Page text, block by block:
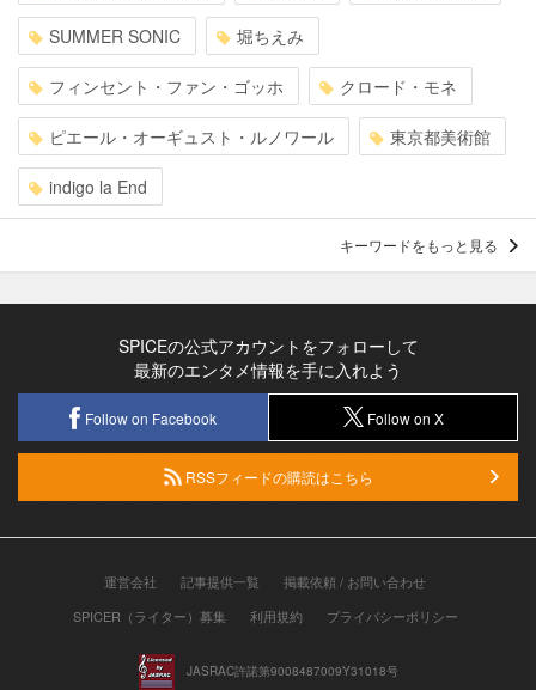
SUMMER SONIC 堀ちえみ
フィンセント・ファン・ゴッホ クロード・モネ
ピエール・オーギュスト・ルノワール 東京都美術館
indigo la End
キーワードをもっと見る
SPICEの公式アカウントをフォローして
最新のエンタメ情報を手に入れよう
Follow on Facebook Follow on X
RSSフィードの購読はこちら
運営会社 記事提供一覧
掲載依頼 / お問い合わせ
SPICER（ライター）募集
利用規約 プライバシーポリシー
JASRAC許諾第9008487009Y31018号